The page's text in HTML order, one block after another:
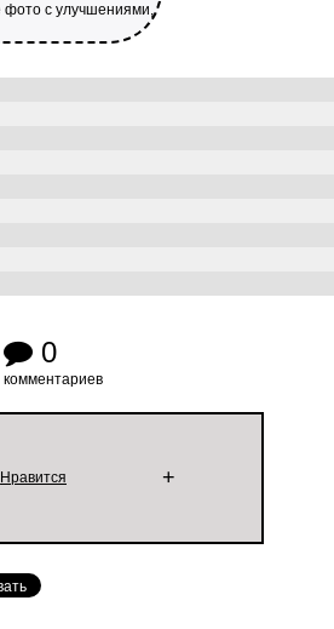
фото с улучшениями,
0
комментариев
Нравится +